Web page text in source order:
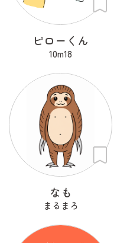
ピローくん
10m18
なも
まるまろ